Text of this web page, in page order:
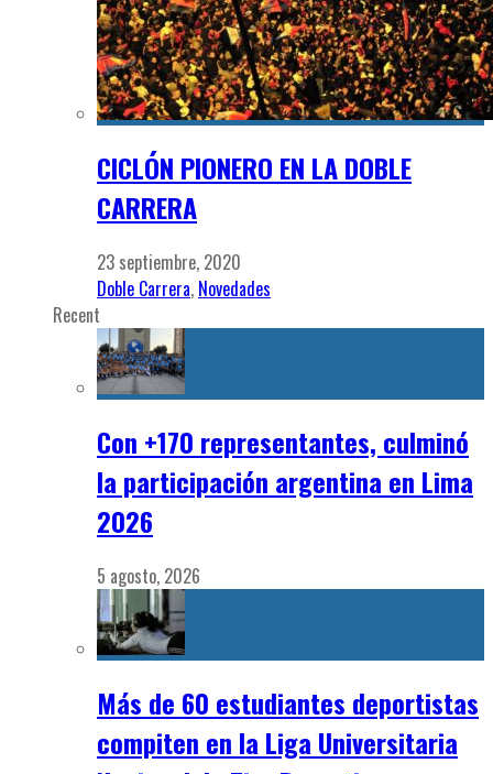
CICLÓN PIONERO EN LA DOBLE
CARRERA
23 septiembre, 2020
Doble Carrera, Novedades
Recent
Con +170 representantes, culminó
la participación argentina en Lima
2026
5 agosto, 2026
Más de 60 estudiantes deportistas
compiten en la Liga Universitaria